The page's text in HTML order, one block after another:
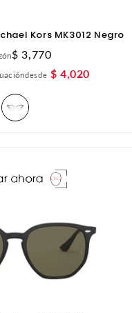
Kors MK3012 Negro
Precio
habitual
$ 3,770
desde $ 4,020